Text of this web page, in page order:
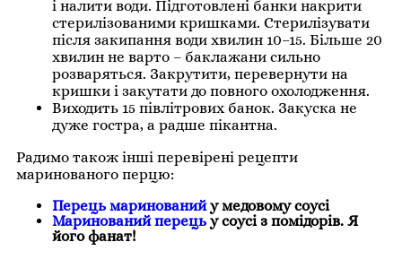
і налити води. Підготовлені банки накрити
стерилізованими кришками. Стерилізувати
після закипання води хвилин 10–15. Більше 20
хвилин не варто – баклажани сильно
розваряться. Закрутити, перевернути на
кришки і закутати до повного охолодження.
Виходить 15 півлітрових банок. Закуска не
дуже гостра, а радше пікантна.
Радимо також інші перевірені рецепти
маринованого перцю:
Перець маринованийу медовому соусі
Маринований перець у соусі з помідорів. Я
його фанат!